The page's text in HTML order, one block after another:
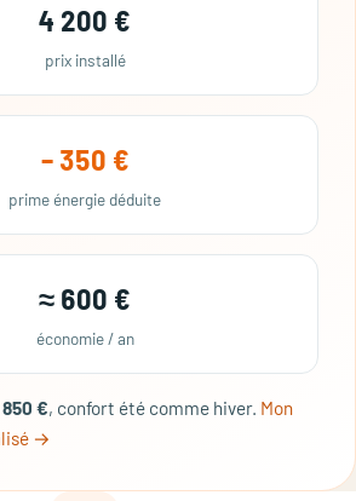
4 200 €
prix installé
– 350 €
prime énergie déduite
≈ 600 €
économie / an
€, confort été comme hiver. Mon
→